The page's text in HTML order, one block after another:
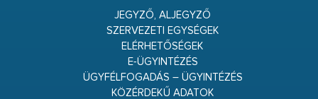
JEGYZŐ, ALJEGYZŐ
SZERVEZETI EGYSÉGEK
ELÉRHETŐSÉGEK
E-ÜGYINTÉZÉS
ÜGYFÉLFOGADÁS – ÜGYINTÉZÉS
KÖZÉRDEKŰ ADATOK